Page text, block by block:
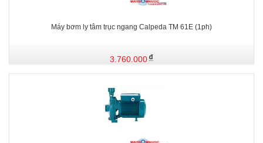
Máy bơm ly tâm trục ngang Calpeda TM 61E (1ph)
3.760.000